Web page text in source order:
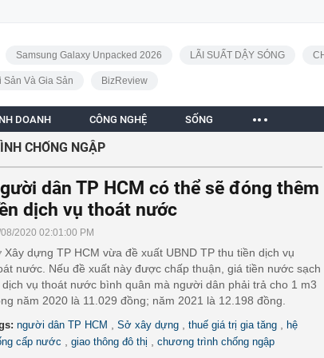
Samsung Galaxy Unpacked 2026 LÃI SUẤT DẬY SÓNG
Sản Và Gia Sản BizReview
DOANH CÔNG NGHỆ SỐNG
CHỐNG NGẬP
dân TP HCM có thể sẽ đóng thêm
dịch vụ thoát nước
2020 02:01:00 PM
Xây dựng TP HCM vừa đề xuất UBND TP thu tiền dịch vụ
nước. Nếu đề xuất này được chấp thuận, giá tiền nước sạch
dịch vụ thoát nước bình quân mà người dân phải trả cho 1 m3
năm 2020 là 11.029 đồng; năm 2021 là 12.198 đồng.
người dân TP HCM Sở xây dựng thuế giá trị gia tăng
hệ
cấp nước
giao thông đô thị chương trình chống ngập